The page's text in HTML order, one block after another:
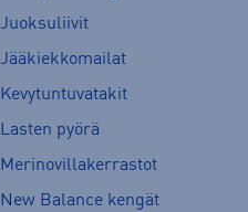
Juoksuliivit
Jääkiekkomailat
Kevytuntuvatakit
Lasten pyörä
Merinovillakerrastot
New Balance kengät